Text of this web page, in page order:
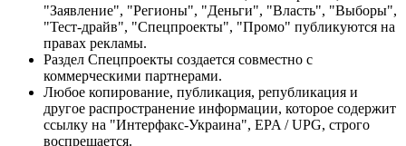
"Заявление", "Регионы", "Деньги", "Власть", "Выборы",
"Тест-драйв", "Спецпроекты", "Промо" публикуются на
правах рекламы.
Раздел Спецпроекты создается совместно с
коммерческими партнерами.
Любое копирование, публикация, републикация и
другое распространение информации, которое содержит
ссылку на "Интерфакс-Украина", EPA / UPG, строго
воспрещается.